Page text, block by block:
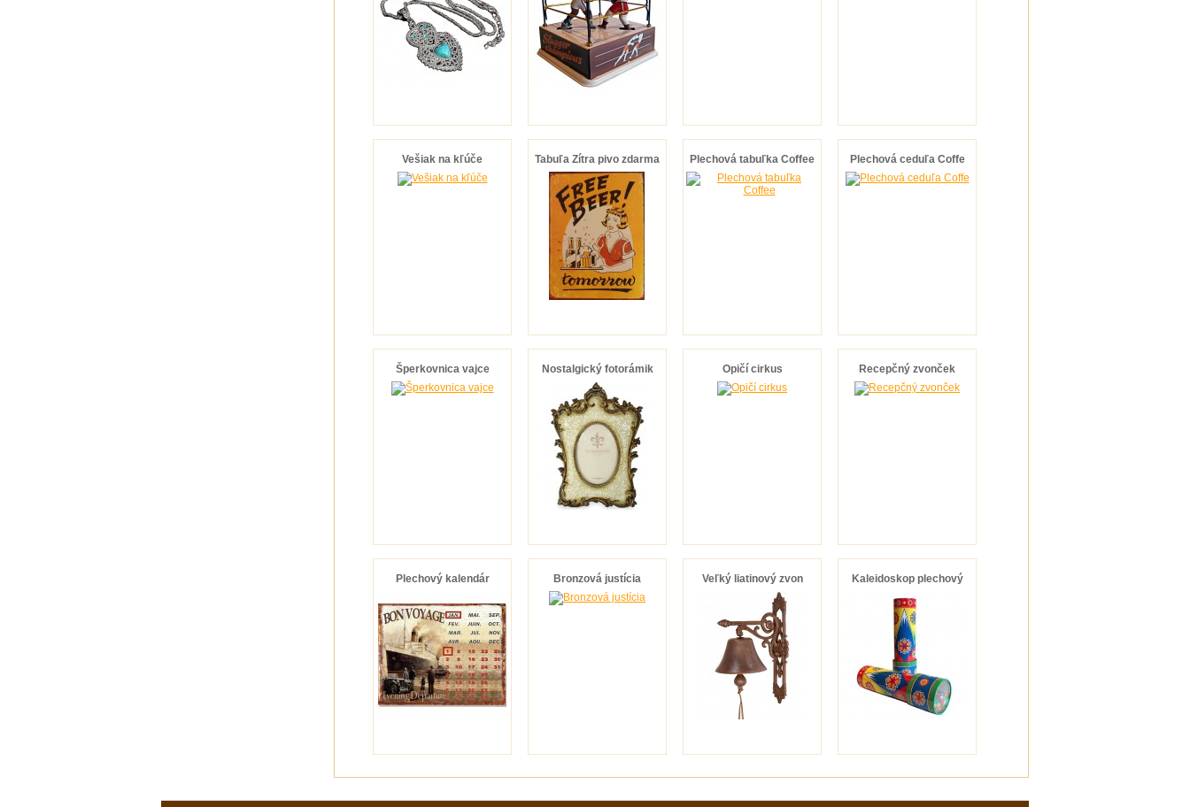
Vešiak na kľúče Tabuľa Zítra pivo zdarma Plechová tabuľka Coffee Plechová ceduľa Coffe
Šperkovnica vajce Nostalgický fotorámik Opičí cirkus Recepčný zvonček
Plechový kalendár Bronzová justícia Veľký liatinový zvon Kaleidoskop plechový